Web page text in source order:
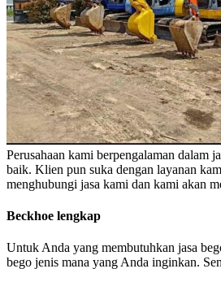
Perusahaan kami berpengalaman dalam
baik. Klien pun suka dengan layanan
menghubungi jasa kami dan kami akan
Beckhoe lengkap
Untuk Anda yang membutuhkan jasa
bego jenis mana yang Anda inginkan.